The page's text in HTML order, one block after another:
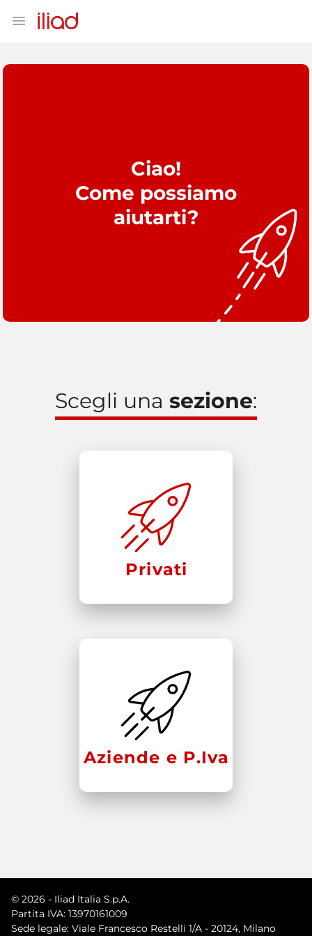
Ciao!
Come possiamo
aiutarti?
Scegli una sezione:
Privati
Aziende e P.Iva
© 2026 - Iliad Italia S.p.A.
Partita IVA: 13970161009
Sede legale: Viale Francesco Restelli 1/A - 20124, Milano